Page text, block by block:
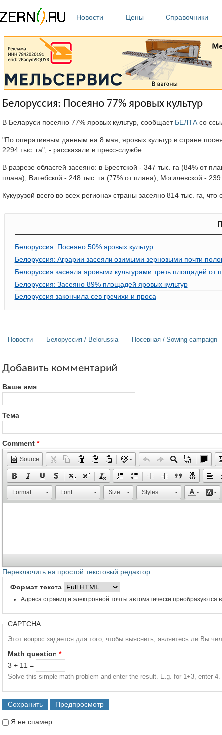
Новости
Цены Справочники
Белоруссия: Посеяно 77% яровых культур
В Беларуси посеяно 77% яровых культур, сообщает БЕЛТА со
"По оперативным данным на 8 мая, яровых культур в стране
2294 тыс. га", - рассказали в пресс-службе.
В разрезе областей засеяно: в Брестской - 347 тыс. га (84% от
плана), Витебской - 248 тыс. га (77% от плана), Могилевской -
Кукурузой всего во всех регионах страны засеяно 814 тыс. га,
Белоруссия: Посеяно 50% яровых культур
Белоруссия: Аграрии засеяли озимыми зерновыми почти
Белоруссия засеяла яровыми культурами треть площадей от
Белоруссия: Засеяно 89% площадей яровых культур
Белоруссия закончила сев гречихи и проса
Новости Белоруссия / Belorussia Посевная / Sowing campaign
Добавить комментарий
Ваше имя
Тема
Comment *
Source
Format Font Size Styles
Переключить на простой текстовый редактор
Формат текста
Адреса страниц и электронной почты автоматически преобразуются
CAPTCHA
Этот вопрос задается для того, чтобы выяснить, являетесь ли Вы
Math question *
3 + 11 =
Solve this simple math problem and enter the result. E.g. for 1+3, enter 4.
Я не спамер